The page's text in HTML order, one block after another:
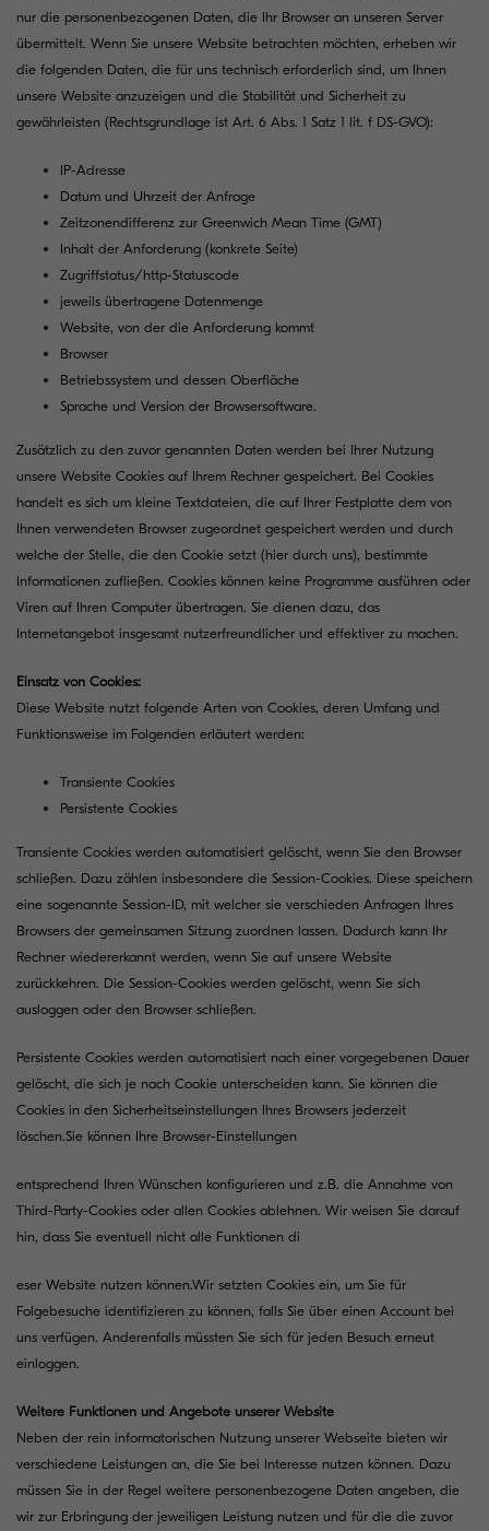
nur die personenbezogenen Daten, die Ihr Browser an unseren Server
übermittelt. Wenn Sie unsere Website betrachten möchten, erheben wir
die folgenden Daten, die für uns technisch erforderlich sind, um Ihnen
unsere Website anzuzeigen und die Stabilität und Sicherheit zu
gewährleisten (Rechtsgrundlage ist Art. 6 Abs. 1 Satz 1 lit. f DS-GVO):
IP-Adresse
Datum und Uhrzeit der Anfrage
Zeitzonendifferenz zur Greenwich Mean Time (GMT)
Inhalt der Anforderung (konkrete Seite)
Zugriffstatus/http-Statuscode
jeweils übertragene Datenmenge
Website, von der die Anforderung kommt
Browser
Betriebssystem und dessen Oberfläche
Sprache und Version der Browsersoftware.
Zusätzlich zu den zuvor genannten Daten werden bei Ihrer Nutzung
unsere Website Cookies auf Ihrem Rechner gespeichert. Bei Cookies
handelt es sich um kleine Textdateien, die auf Ihrer Festplatte dem von
Ihnen verwendeten Browser zugeordnet gespeichert werden und durch
welche der Stelle, die den Cookie setzt (hier durch uns), bestimmte
Informationen zufließen. Cookies können keine Programme ausführen oder
Viren auf Ihren Computer übertragen. Sie dienen dazu, das
Internetangebot insgesamt nutzerfreundlicher und effektiver zu machen.
Einsatz von Cookies:
Diese Website nutzt folgende Arten von Cookies, deren Umfang und
Funktionsweise im Folgenden erläutert werden:
Transiente Cookies
Persistente Cookies
Transiente Cookies werden automatisiert gelöscht, wenn Sie den Browser
schließen. Dazu zählen insbesondere die Session-Cookies. Diese speichern
eine sogenannte Session-ID, mit welcher sie verschieden Anfragen Ihres
Browsers der gemeinsamen Sitzung zuordnen lassen. Dadurch kann Ihr
Rechner wiedererkannt werden, wenn Sie auf unsere Website
zurückkehren. Die Session-Cookies werden gelöscht, wenn Sie sich
ausloggen oder den Browser schließen.
Persistente Cookies werden automatisiert nach einer vorgegebenen Dauer
gelöscht, die sich je nach Cookie unterscheiden kann. Sie können die
Cookies in den Sicherheitseinstellungen Ihres Browsers jederzeit
löschen.Sie können Ihre Browser-Einstellungen
entsprechend Ihren Wünschen konfigurieren und z.B. die Annahme von
Third-Party-Cookies oder allen Cookies ablehnen. Wir weisen Sie darauf
hin, dass Sie eventuell nicht alle Funktionen di
eser Website nutzen können.Wir setzten Cookies ein, um Sie für
Folgebesuche identifizieren zu können, falls Sie über einen Account bei
uns verfügen. Anderenfalls müssten Sie sich für jeden Besuch erneut
einloggen.
Weitere Funktionen und Angebote unserer Website
Neben der rein informatorischen Nutzung unserer Webseite bieten wir
verschiedene Leistungen an, die Sie bei Interesse nutzen können. Dazu
müssen Sie in der Regel weitere personenbezogene Daten angeben, die
wir zur Erbringung der jeweiligen Leistung nutzen und für die die zuvor